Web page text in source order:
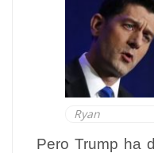
Ryan
Pero Trump ha